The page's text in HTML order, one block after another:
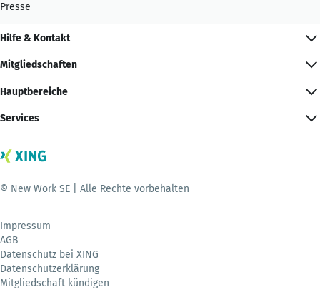
Presse
Hilfe & Kontakt
Mitgliedschaften
Hauptbereiche
Services
© New Work SE | Alle Rechte vorbehalten
Impressum
AGB
Datenschutz bei XING
Datenschutzerklärung
Mitgliedschaft kündigen